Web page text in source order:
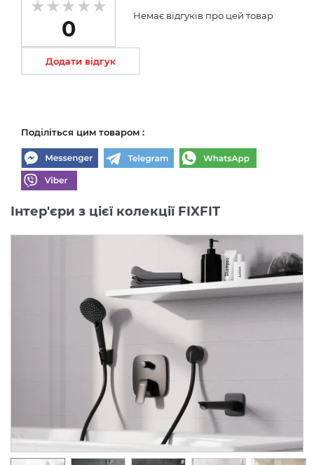
0
Немає відгуків про цей товар
Додати відгук
Поділіться цим товаром :
Інтер'єри з цієї колекції FIXFIT